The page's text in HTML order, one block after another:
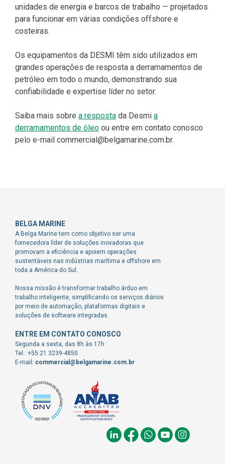
unidades de energia e barcos de trabalho — projetados
para funcionar em várias condições offshore e
costeiras.
Os equipamentos da DESMI têm sido utilizados em
grandes operações de resposta a derramamentos de
petróleo em todo o mundo, demonstrando sua
confiabilidade e expertise líder no setor.
Saiba mais sobre a resposta da Desmi a
derramamentos de óleo ou entre em contato conosco
pelo e-mail commercial@belgamarine.com.br.
BELGA MARINE
A Belga Marine tem como objetivo ser uma
fornecedora líder de soluções inovadoras que
promovam a eficiência e apoiem operações
sustentáveis nas indústrias marítima e offshore em
toda a América do Sul.
Nossa missão é transformar trabalho árduo em
trabalho inteligente, simplificando os serviços diários
por meio de automação, plataformas digitais e
soluções de software integradas.
ENTRE EM CONTATO CONOSCO
Segunda a sexta, das 8h às 17h
Tel.: +55 21 3239-4850
E-mail: commercial@belgamarine.com.br